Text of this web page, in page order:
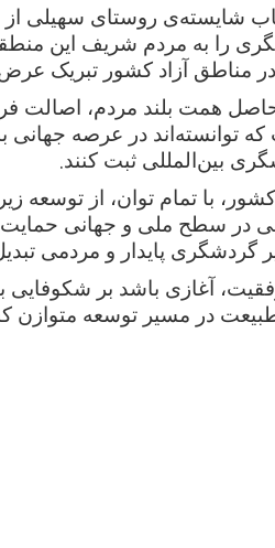
شایسته‌ی روستای سهیلی
را به مردم شریف این
در مناطق آزاد کشور تبریک
حاصل همت بلند مردم،
توانسته‌اند در عرصه جهانی
بین‌المللی ثبت کنند.
با تمام توان، از توسعه
در سطح ملی و جهانی حمایت
گردشگری پایدار و مردمی
آغازی باشد بر
در مسیر توسعه متوازن